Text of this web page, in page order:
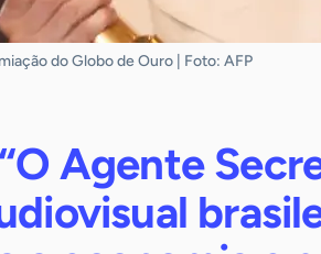
do Globo de Ouro | Foto: AFP
Agente